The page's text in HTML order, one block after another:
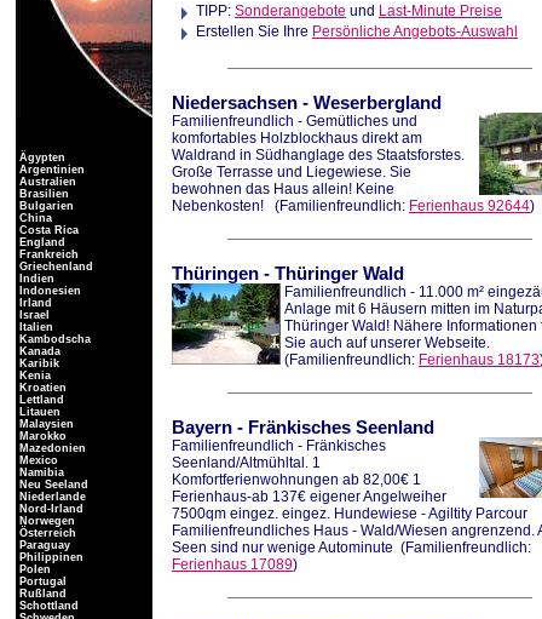
TIPP: Sonderangebote und Last-Minute Preise
Erstellen Sie Ihre Persönliche Angebots-Auswahl
Niedersachsen - Weserbergland
Familienfreundlich - Gemütliches und
komfortables Holzblockhaus direkt am
Waldrand in Südhanglage des Staatsforstes.
Große Terrasse und Liegewiese. Sie
bewohnen das Haus allein! Keine
Nebenkosten!
(Familienfreundlich: Ferienhaus 92644)
Thüringen - Thüringer Wald
Familienfreundlich - 11.000 m²
Anlage mit 6 Häusern mitten im
Thüringer Wald! Nähere Informationen
Sie auch auf unserer Webseite.
(Familienfreundlich: Ferienhaus 18173
Bayern - Fränkisches Seenland
Familienfreundlich - Fränkisches
Seenland/Altmühltal. 1
Komfortferienwohnungen ab 82,00€ 1
Ferienhaus-ab 137€ eigener Angelweiher
7500qm eingez. eingez. Hundewiese - Agiltity Parcour
Familienfreundliches Haus - Wald/Wiesen angrenzend.
Seen sind nur wenige Autominute (Familienfreundlich:
Ferienhaus 17089)
Ägypten
Argentinien
Australien
Brasilien
Bulgarien
China
Costa Rica
England
Frankreich
Griechenland
Indien
Indonesien
Irland
Israel
Italien
Kambodscha
Kanada
Karibik
Kenia
Kroatien
Lettland
Litauen
Malaysien
Marokko
Mazedonien
Mexico
Namibia
Neu Seeland
Niederlande
Nord-Irland
Norwegen
Österreich
Paraguay
Philippinen
Polen
Portugal
Rußland
Schottland